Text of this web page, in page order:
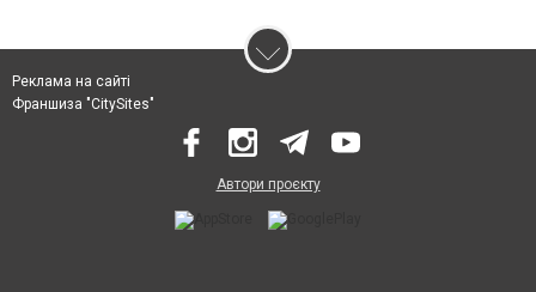
Реклама на сайті
Франшиза "CitySites"
Автори проєкту